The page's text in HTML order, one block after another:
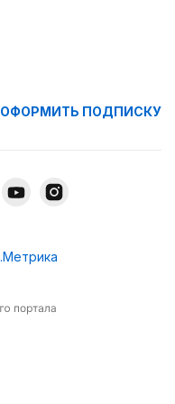
ОФОРМИТЬ ПОДПИСКУ